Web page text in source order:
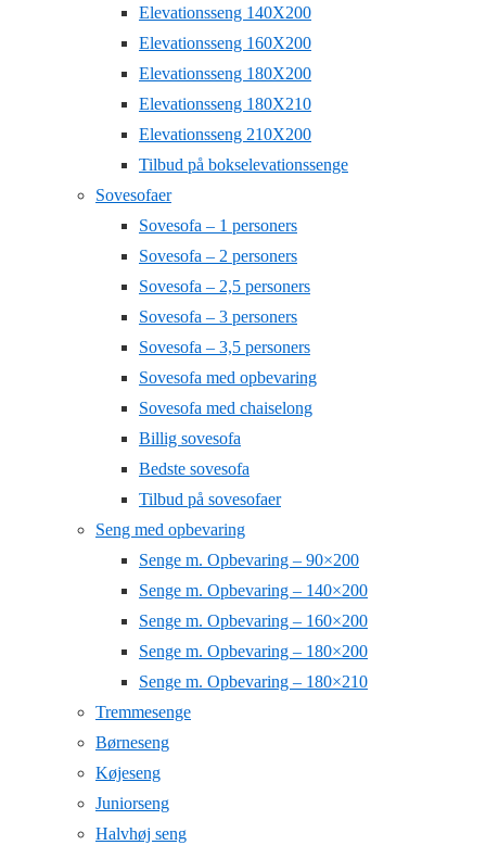
Elevationsseng 140X200
Elevationsseng 160X200
Elevationsseng 180X200
Elevationsseng 180X210
Elevationsseng 210X200
Tilbud på bokselevationssenge
Sovesofaer
Sovesofa – 1 personers
Sovesofa – 2 personers
Sovesofa – 2,5 personers
Sovesofa – 3 personers
Sovesofa – 3,5 personers
Sovesofa med opbevaring
Sovesofa med chaiselong
Billig sovesofa
Bedste sovesofa
Tilbud på sovesofaer
Seng med opbevaring
Senge m. Opbevaring – 90×200
Senge m. Opbevaring – 140×200
Senge m. Opbevaring – 160×200
Senge m. Opbevaring – 180×200
Senge m. Opbevaring – 180×210
Tremmesenge
Børneseng
Køjeseng
Juniorseng
Halvhøj seng